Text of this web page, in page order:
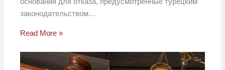
законодательством…
Read More »